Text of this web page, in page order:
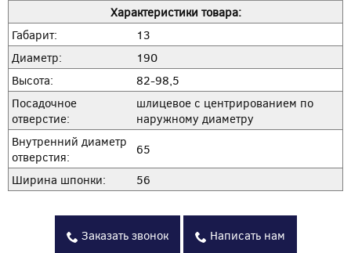
Характеристики товара:
Габарит:
13
Диаметр:
190
Высота:
82-98,5
Посадочное
отверстие:
шлицевое с центрированием по
наружному диаметру
Внутренний диаметр
отверстия:
65
Ширина шпонки:
56
Заказать звонок Написать нам